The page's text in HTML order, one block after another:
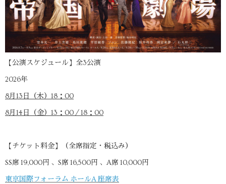
【公演スケジュール】全3公演
2026年
8月13日（木）18：00
8月14日（金）13：00／18：00
【チケット料金】（全席指定・税込み）
SS席 19,000円 、S席 16,500円 、A席 10,000円
東京国際フォーラム ホールA 座席表